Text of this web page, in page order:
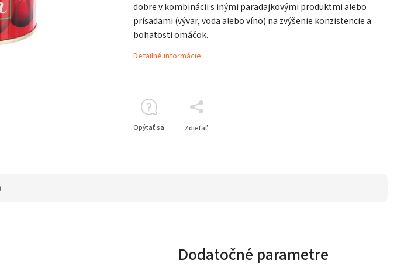
dobre v kombinácii s inými paradajkovými produktmi alebo
prísadami (vývar, voda alebo víno) na zvýšenie konzistencie a
bohatosti omáčok.
Detailné informácie
Opýtať sa Zdieľať
Dodatočné parametre